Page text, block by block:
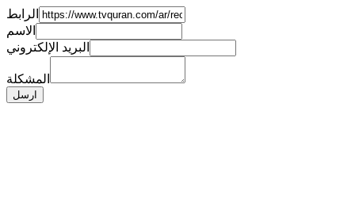
الرابط
الاسم
البريد الإلكتروني
المشكلة
ارسل